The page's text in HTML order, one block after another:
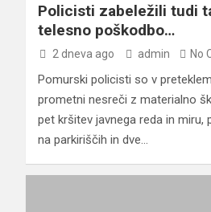
Policisti zabeležili tudi
telesno poškodbo…
2 dneva ago admin No
Pomurski policisti so v
prometni nesreči z materialno
pet kršitev javnega reda in miru,
na parkiriščih in dve…